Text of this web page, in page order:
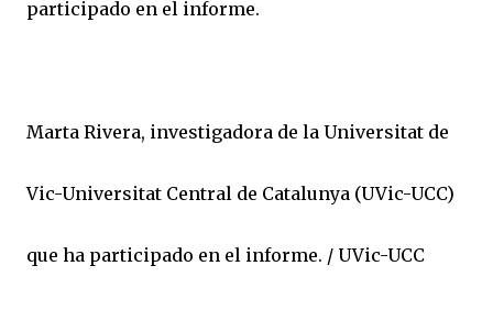
Marta Rivera, investigadora de la Universitat de
Vic-Universitat Central de Catalunya (UVic-UCC)
que ha participado en el informe. / UVic-UCC